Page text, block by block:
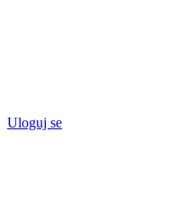
Uloguj se